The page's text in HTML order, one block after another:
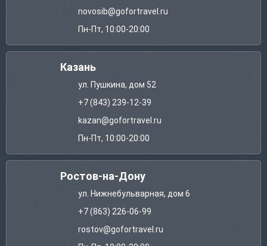
novosib@gofortravel.ru
Пн-Пт, 10:00-20:00
Казань
ул. Пушкина, дом 52
+7 (843) 239-12-39
kazan@gofortravel.ru
Пн-Пт, 10:00-20:00
Ростов-на-Дону
ул. Нижнебульварная, дом 6
+7 (863) 226-06-99
rostov@gofortravel.ru